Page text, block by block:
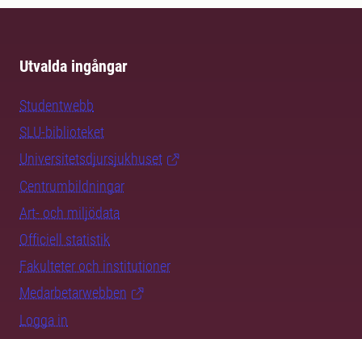
Utvalda ingångar
Studentwebb
SLU-biblioteket
Universitetsdjursjukhuset
Centrumbildningar
Art- och miljödata
Officiell statistik
Fakulteter och institutioner
Medarbetarwebben
Logga in